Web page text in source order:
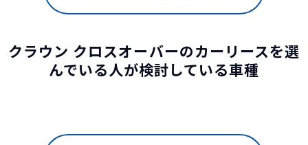
クラウン クロスオーバーのカーリースを選
んでいる人が検討している車種